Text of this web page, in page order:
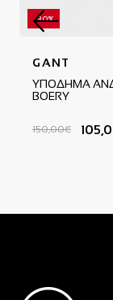
-30%
GANT
ΥΠΟΔΗΜΑ
BOERY
150,00€